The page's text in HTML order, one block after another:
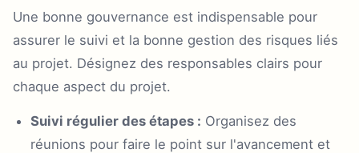
Une bonne gouvernance est indispensable pour
assurer le suivi et la bonne gestion des risques liés
au projet. Désignez des responsables clairs pour
chaque aspect du projet.
Suivi régulier des étapes : Organisez des
réunions pour faire le point sur l'avancement et